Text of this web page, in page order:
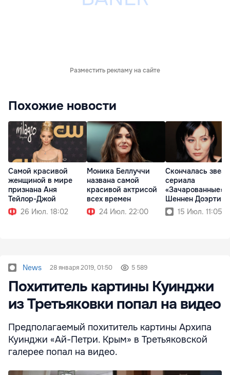
Разместить рекламу на сайте
Похожие новости
Самой красивой
женщиной в мире
признана Аня
Тейлор-Джой
26 Июл. 18:02
Моника Беллуччи
названа самой
красивой актрисой
всех времен
24 Июл. 22:00
Скончалась
сериала
«Зачарованные»
Шеннен Доэрти
15 Июл. 11:05
News 28 января 2019, 01:50 5 589
Похититель картины Куинджи
из Третьяковки попал на видео
Предполагаемый похититель картины Архипа
Куинджи «Ай-Петри. Крым» в Третьяковской
галерее попал на видео.